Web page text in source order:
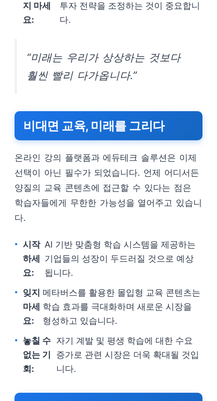
지 마세
요:
투자 전략을 조정하는 것이 중요합니
다.
“미래는 우리가 상상하는 것보다
훨씬 빨리 다가옵니다.”
비대면 교육, 미래를 그리다
온라인 강의 플랫폼과 에듀테크 솔루션은 이제
선택이 아닌 필수가 되었습니다. 언제 어디서든
양질의 교육 콘텐츠에 접근할 수 있다는 점은
학습자들에게 무한한 가능성을 열어주고 있습니
다.
시작
하세
요:
AI 기반 맞춤형 학습 시스템을 제공하는
기업들의 성장이 두드러질 것으로 예상
됩니다.
잊지
마세
요:
메타버스를 활용한 몰입형 교육 콘텐츠는
학습 효과를 극대화하며 새로운 시장을
형성하고 있습니다.
놓칠 수
없는 기
회:
자기 계발 및 평생 학습에 대한 수요
증가로 관련 시장은 더욱 확대될 것입
니다.